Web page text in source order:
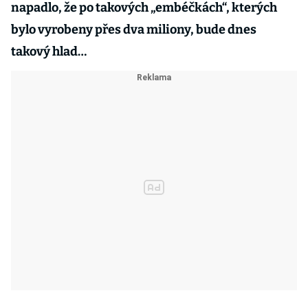
napadlo, že po takových „embéčkách“, kterých
bylo vyrobeny přes dva miliony, bude dnes
takový hlad…